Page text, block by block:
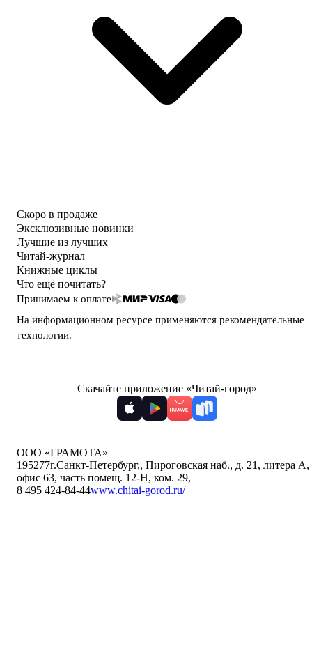
Скоро в продаже
Эксклюзивные новинки
Лучшие из лучших
Читай-журнал
Книжные циклы
Что ещё почитать?
Принимаем к оплате
На информационном ресурсе применяются рекомендательные
технологии.
Скачайте приложение «Читай-город»
ООО «ГРАМОТА»
195277г.Санкт-Петербург,, Пироговская наб., д. 21, литера А,
офис 63, часть помещ. 12-Н, ком. 29,
8 495 424-84-44www.chitai-gorod.ru/